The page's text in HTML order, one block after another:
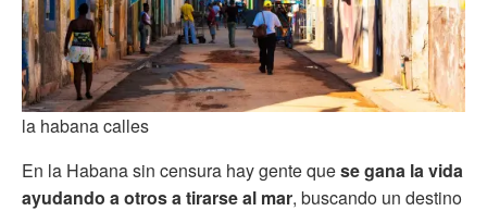
la habana calles
En la Habana sin censura hay gente quese gana la vida
ayudando a otros a tirarse al mar, buscando un destino